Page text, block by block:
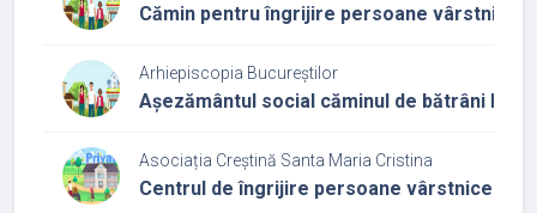
Cămin pentru îngrijire persoane vârstnice
Arhiepiscopia Bucureștilor
Așezământul social căminul de bătrâni
Asociația Creștină Santa Maria Cristina
Centrul de îngrijire persoane vârstnice